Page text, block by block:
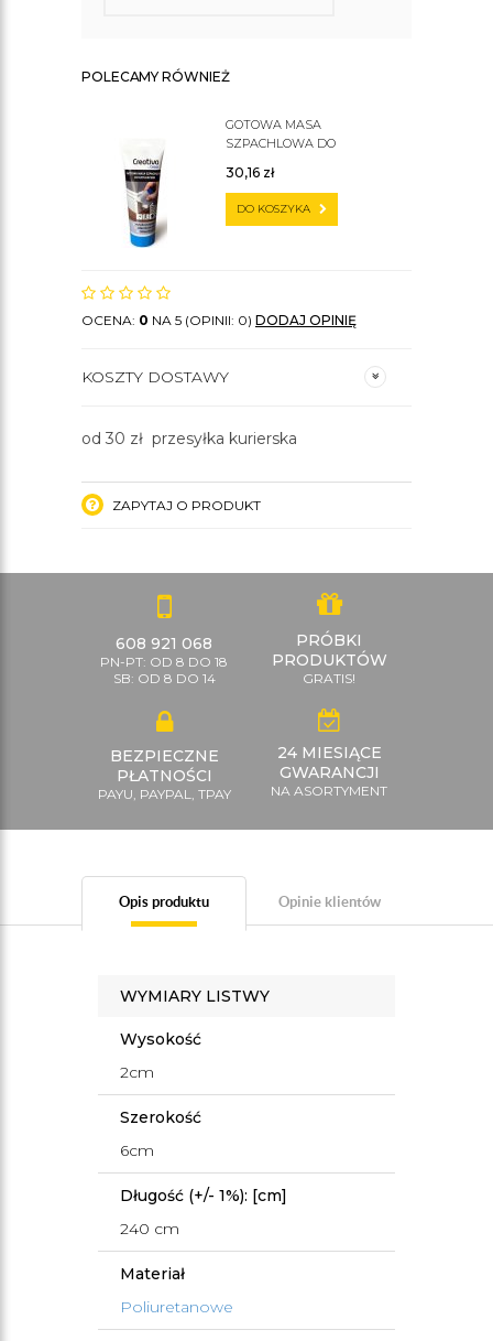
POLECAMY RÓWNIEŻ
GOTOWA MASA
SZPACHLOWA DO
30,16 zł
DO KOSZYKA
OCENA: 0 NA 5 (OPINII: 0) DODAJ OPINIĘ
KOSZTY DOSTAWY
od 30 zł przesyłka kurierska
ZAPYTAJ O PRODUKT
608 921 068
PN-PT: OD 8 DO 18
SB: OD 8 DO 14
PRÓBKI
PRODUKTÓW
GRATIS!
BEZPIECZNE
PŁATNOŚCI
PAYU, PAYPAL, TPAY
24 MIESIĄCE
GWARANCJI
NA ASORTYMENT
Opis produktu Opinie klientów
WYMIARY LISTWY
Wysokość
2cm
Szerokość
6cm
Długość (+/- 1%): [cm]
240 cm
Materiał
Poliuretanowe